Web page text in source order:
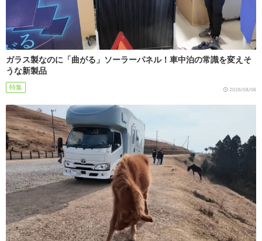
ガラス製なのに「曲がる」ソーラーパネル！車中泊の常識を変えそ
うな新製品
特集 2026/08/06